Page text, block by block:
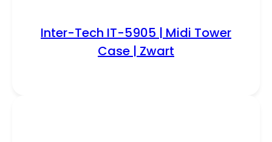
Inter-Tech IT-5905 | Midi Tower
Case | Zwart